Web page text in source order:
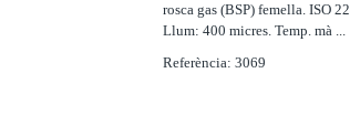
rosca gas (BSP) femella. ISO
Llum: 400 micres. Temp. mà ...
Referència: 3069